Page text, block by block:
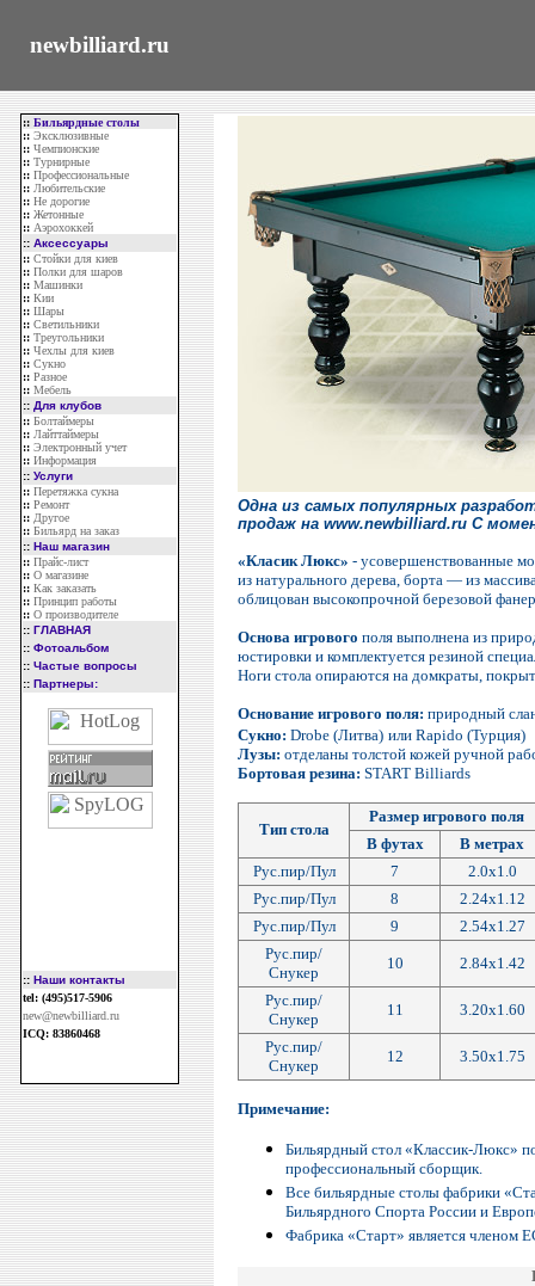
newbilliard.ru
:: Бильярдные столы
:: Эксклюзивные
:: Чемпионские
:: Турнирные
:: Профессиональные
:: Любительские
:: Не дорогие
:: Жетонные
:: Аэрохоккей
:: Аксессуары
:: Стойки для киев
:: Полки для шаров
:: Машинки
:: Кии
:: Шары
:: Светильники
:: Треугольники
:: Чехлы для киев
:: Сукно
:: Разное
:: Мебель
:: Для клубов
:: Болтаймеры
:: Лайттаймеры
:: Электронный учет
:: Информация
:: Услуги
:: Перетяжка сукна
:: Ремонт
:: Другое
:: Бильярд на заказ
:: Наш магазин
:: Прайс-лист
:: О магазине
:: Как заказать
:: Принцип работы
:: О производителе
:: ГЛАВНАЯ
:: Фотоальбом
:: Частые вопросы
:: Партнеры:
:: Наши контакты
tel: (495)517-5906
new@newbilliard.ru
ICQ: 83860468
Одна из самых популярных
продаж на www.newbilliard.ru С
«Класик Люкс» - усовершенствованные
из натурального дерева, борта — из
облицован высокопрочной березовой
Основа игрового поля выполнена из
юстировки и комплектуется резиной
Ноги стола опираются на домкраты,
Основание игрового поля: природный
Сукно: Drobe (Литва) или Rapido (Турция)
Лузы: отделаны толстой кожей ручной
Бортовая резина: START Billiards
Тип стола
Размер игрового поля
В футах
В метрах
Рус.пир/Пул
7
2.0х1.0
Рус.пир/Пул
8
2.24х1.12
Рус.пир/Пул
9
2.54х1.27
Рус.пир/
Снукер
10 2.84х1.42
Рус.пир/
Снукер
11 3.20х1.60
Рус.пир/
Снукер
12 3.50x1.75
Примечание:
Бильярдный стол «Классик-Люкс»
профессиональный сборщик.
Все бильярдные столы фабрики
Бильярдного Спорта России и
Фабрика «Старт» является членом